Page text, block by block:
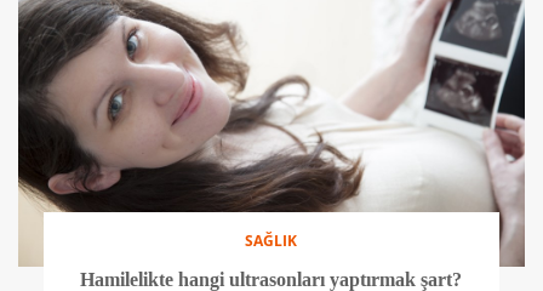
SAĞLIK
Hamilelikte hangi ultrasonları yaptırmak şart?